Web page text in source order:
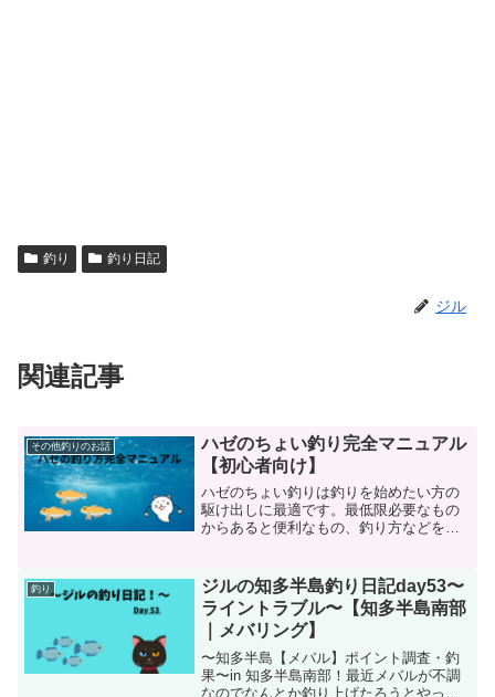
釣り 釣り日記
ジル
関連記事
その他釣りのお話
ハゼのちょい釣り完全マニュアル
【初心者向け】
ハゼのちょい釣りは釣りを始めたい方の
駆け出しに最適です。最低限必要なもの
からあると便利なもの、釣り方などをま
方、ハゼのちょい釣りに興味あるけど何
したら良いかわからない方、ぜひご覧く
ださい。
釣り
ジルの知多半島釣り日記day53〜
ライントラブル〜【知多半島南部
｜メバリング】
〜知多半島【メバル】ポイント調査・釣
果〜in 知多半島南部！最近メバルが不調
なのでなんとか釣り上げたろうとやって